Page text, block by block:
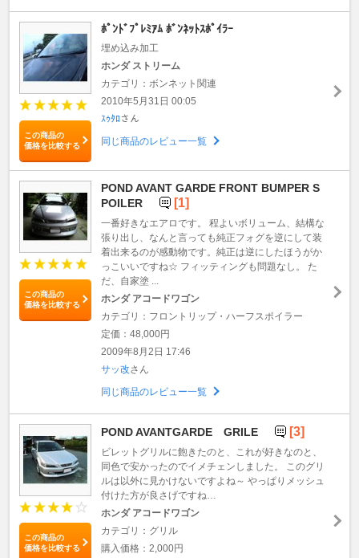
この商品の
価格を比較する
ﾎﾟﾝﾄﾞﾌﾟﾚﾐｱﾑ ﾎﾞﾝﾈｯﾄｽﾎﾟｲﾗｰ
埋め込み加工
ホンダ ストリーム
カテゴリ：ボンネット関連
2010年5月31日 00:05
ｽｩﾀﾛさん
同じ商品のレビュー一覧
この商品の
価格を比較する
POND AVANT GARDE FRONT BUMPER S
POILER
[1]
一番好きなエアロです。 程よいボリューム、結構な
張り出し、なんと言っても純正フォグを逆にして装
着出来るのが感動物です。純正は逆にしたほうがか
っこいいですね☆ フィッティングも問題なし。 た
だ、自家塗 ...
ホンダ アコードワゴン
カテゴリ：フロントリップ・ハーフスポイラー
定価：48,000円
2009年8月2日 17:46
サッ改さん
同じ商品のレビュー一覧
この商品の
価格を比較する
POND AVANTGARDE GRILE [3]
ビレットグリルに飽きたのと、これが好きなのと、
同色で安かったのでイメチェンしました。 このグリ
ルは以外に見かけないですよね～ やっぱりメッシュ
付けた方が良さげですね…
ホンダ アコードワゴン
カテゴリ：グリル
購入価格：2,000円